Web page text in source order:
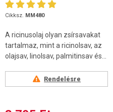
Cikksz. MM480
A ricinusolaj olyan zsírsavakat
tartalmaz, mint a ricinolsav, az
olajsav, linolsav, palmitinsav és...
Rendelésre